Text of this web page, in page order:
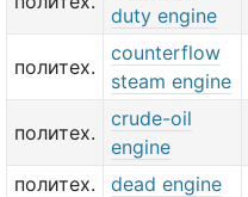
duty engine
политех.
counterflow
steam engine
политех.
crude-oil
engine
политех.
dead engine